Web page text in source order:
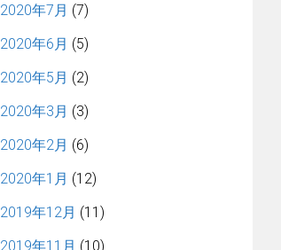
2020年7月 (7)
2020年6月 (5)
2020年5月 (2)
2020年3月 (3)
2020年2月 (6)
2020年1月 (12)
2019年12月 (11)
2019年11月 (10)